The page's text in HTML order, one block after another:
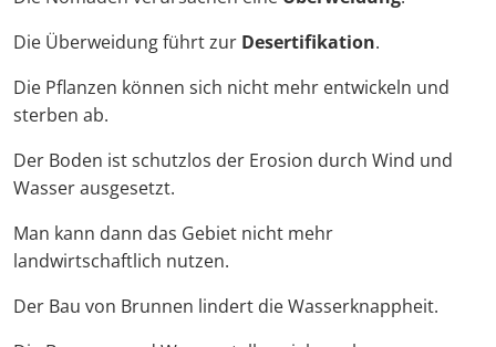
Die Überweidung führt zur Desertifikation.
Die Pflanzen können sich nicht mehr entwickeln und
sterben ab.
Der Boden ist schutzlos der Erosion durch Wind und
Wasser ausgesetzt.
Man kann dann das Gebiet nicht mehr
landwirtschaftlich nutzen.
Der Bau von Brunnen lindert die Wasserknappheit.